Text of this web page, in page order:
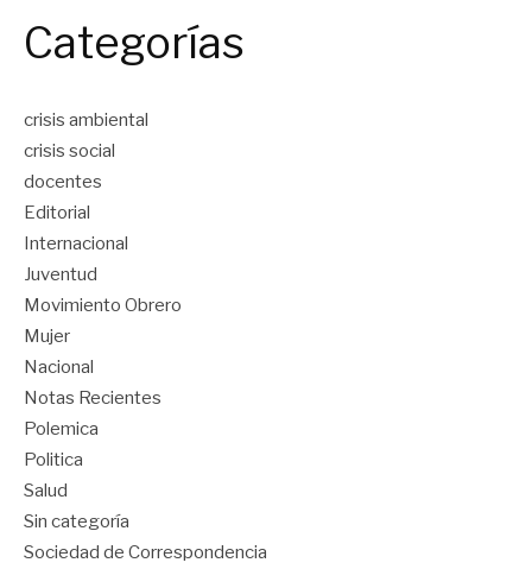
Categorías
crisis ambiental
crisis social
docentes
Editorial
Internacional
Juventud
Movimiento Obrero
Mujer
Nacional
Notas Recientes
Polemica
Politica
Salud
Sin categoría
Sociedad de Correspondencia